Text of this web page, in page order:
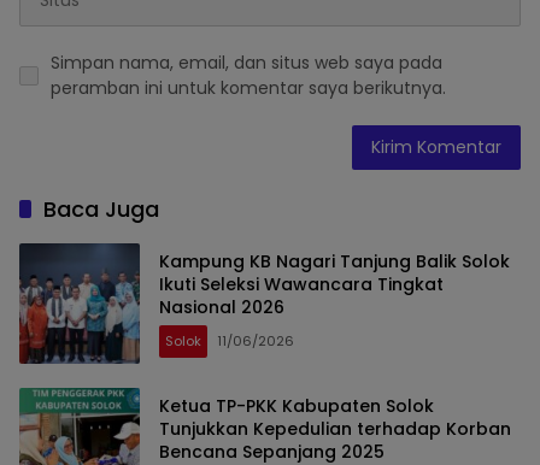
Simpan nama, email, dan situs web saya pada
peramban ini untuk komentar saya berikutnya.
Baca Juga
Kampung KB Nagari Tanjung Balik Solok
Ikuti Seleksi Wawancara Tingkat
Nasional 2026
Solok 11/06/2026
Ketua TP-PKK Kabupaten Solok
Tunjukkan Kepedulian terhadap Korban
Bencana Sepanjang 2025